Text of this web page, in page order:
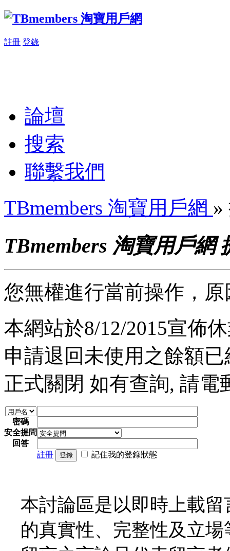
註冊 登錄
論壇
搜索
聯繫我們
TBmembers 淘寶用戶網 »
TBmembers 淘寶用戶網
您無權進行當前操作，
本網站於8/12/2015宣佈
申請退回未使用之餘額
正式關閉 如有查詢, 請電
密碼
安全提問
回答
註冊
登錄 記住我的登錄狀態
本討論區是以即時上載
的真實性、完整性及立